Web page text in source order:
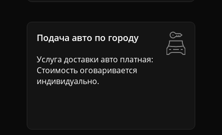
Подача авто по городу
Услуга доставки авто платная:
Стоимость оговаривается
индивидуально.